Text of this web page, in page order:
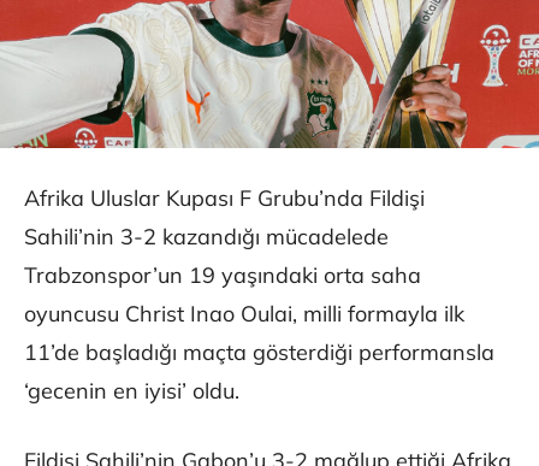
Afrika Uluslar Kupası F Grubu’nda Fildişi
Sahili’nin 3-2 kazandığı mücadelede
Trabzonspor’un 19 yaşındaki orta saha
oyuncusu Christ Inao Oulai, milli formayla ilk
11’de başladığı maçta gösterdiği performansla
‘gecenin en iyisi’ oldu.